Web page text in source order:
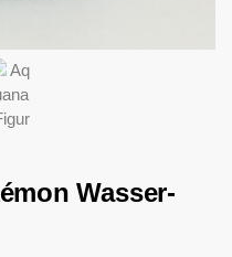
Wasser-